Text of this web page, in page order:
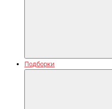
Подборки